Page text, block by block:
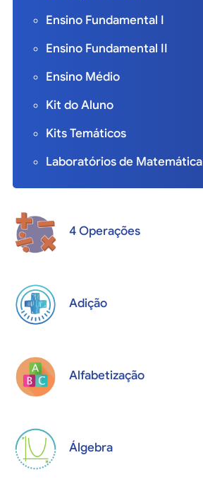
Ensino Fundamental I
Ensino Fundamental II
Ensino Médio
Kit do Aluno
Kits Temáticos
Laboratórios de Matemática
4 Operações
Adição
Alfabetização
Álgebra